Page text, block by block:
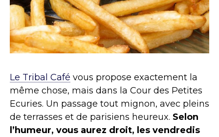
Le Tribal Café vous propose exactement la
même chose, mais dans la Cour des Petites
Ecuries. Un passage tout mignon, avec pleins
de terrasses et de parisiens heureux. Selon
l’humeur, vous aurez droit, les vendredis